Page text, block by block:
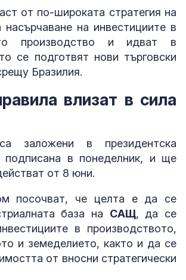
от по-широката стратегия на
насърчаване на инвестициите в
производство и идват в
се подготвят нови търговски
Бразилия.
влизат в сила
заложени в президентска
подписана в понеделник, и ще
от 8 юни.
посочват, че целта е да се
база на САЩ, да се
в производството,
и земеделието, както и да се
от вносни стратегически